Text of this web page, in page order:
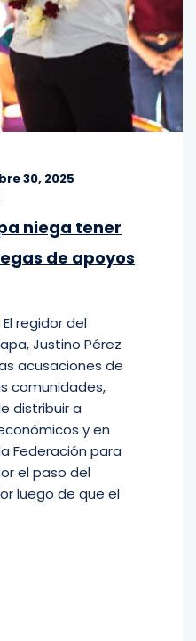
30, 2025
niega tener
de apoyos
regidor del
Justino Pérez
acusaciones de
comunidades,
distribuir a
y en
Federación para
el paso del
luego de que el